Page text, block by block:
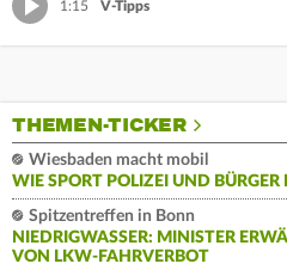
1:15 V-Tipps
THEMEN-TICKER
Wiesbaden macht mobil
WIE SPORT POLIZEI UND BÜRGER
Spitzentreffen in Bonn
NIEDRIGWASSER: MINISTER
VON LKW-FAHRVERBOT